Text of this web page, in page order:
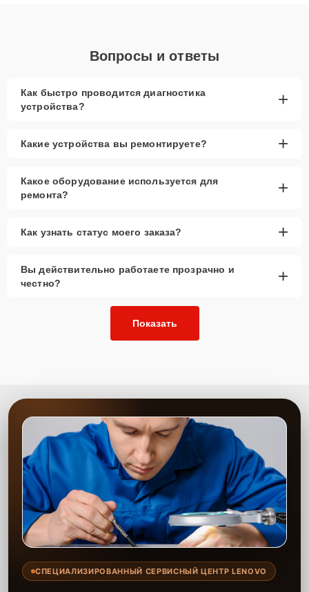
Вопросы и ответы
Как быстро проводится диагностика
устройства?
+
Какие устройства вы ремонтируете? +
Какое оборудование используется для
ремонта?
+
Как узнать статус моего заказа? +
Вы действительно работаете прозрачно и
честно?
+
Показать
СПЕЦИАЛИЗИРОВАННЫЙ СЕРВИСНЫЙ ЦЕНТР LENOVO